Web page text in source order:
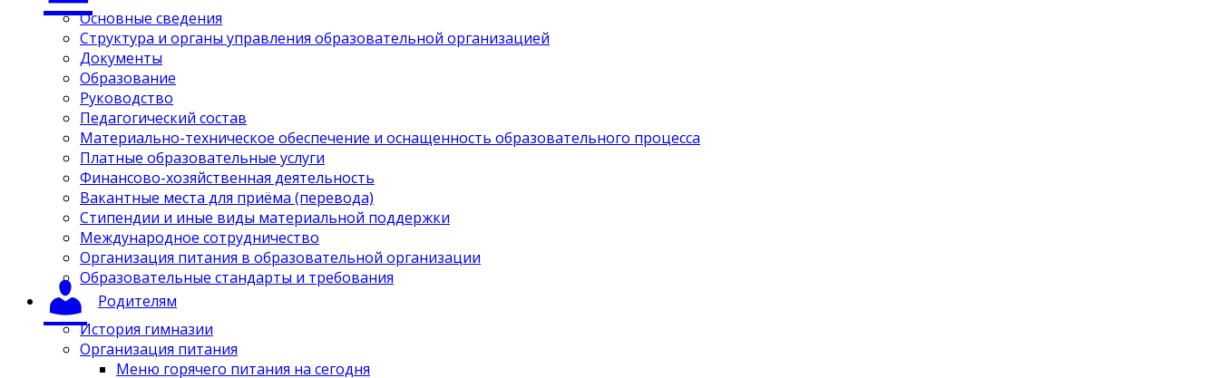
Основные сведения
Структура и органы управления образовательной организацией
Документы
Образование
Руководство
Педагогический состав
Материально-техническое обеспечение и оснащенность образовательного процесса
Платные образовательные услуги
Финансово-хозяйственная деятельность
Вакантные места для приёма (перевода)
Стипендии и иные виды материальной поддержки
Международное сотрудничество
Организация питания в образовательной организации
Образовательные стандарты и требования
Родителям
История гимназии
Организация питания
Меню горячего питания на сегодня